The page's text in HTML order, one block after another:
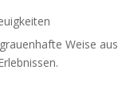
Weise